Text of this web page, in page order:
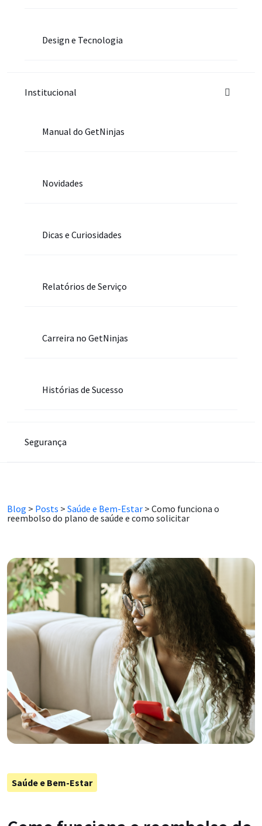
Design e Tecnologia
Institucional
Manual do GetNinjas
Novidades
Dicas e Curiosidades
Relatórios de Serviço
Carreira no GetNinjas
Histórias de Sucesso
Segurança
Blog > Posts > Saúde e Bem-Estar > Como funciona o
reembolso do plano de saúde e como solicitar
Saúde e Bem-Estar